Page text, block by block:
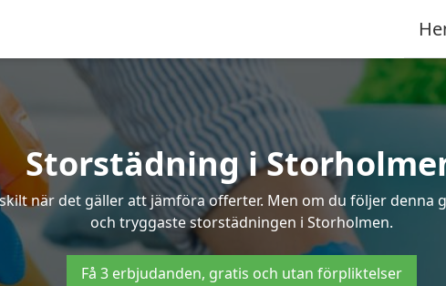
Storstädning i
när det gäller att jämföra offerter. Men om du följer
och tryggaste storstädningen i Storholmen.
Få 3 erbjudanden, gratis och utan förpliktelser